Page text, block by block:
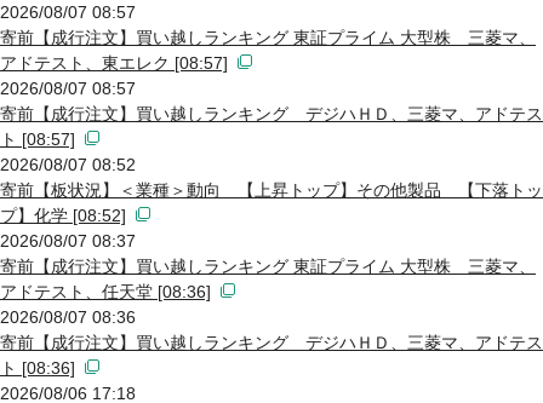
2026/08/07 08:57
寄前【成行注文】買い越しランキング 東証プライム 大型株 三菱マ、
アドテスト、東エレク [08:57]
2026/08/07 08:57
寄前【成行注文】買い越しランキング デジハＨＤ、三菱マ、アドテス
ト [08:57]
2026/08/07 08:52
寄前【板状況】＜業種＞動向 【上昇トップ】その他製品 【下落トッ
プ】化学 [08:52]
2026/08/07 08:37
寄前【成行注文】買い越しランキング 東証プライム 大型株 三菱マ、
アドテスト、任天堂 [08:36]
2026/08/07 08:36
寄前【成行注文】買い越しランキング デジハＨＤ、三菱マ、アドテス
ト [08:36]
2026/08/06 17:18